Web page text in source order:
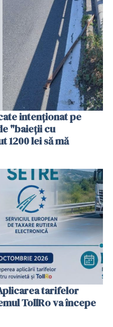
intenționat pe
"baieții cu
1200 lei să mă
tarifelor
TollRo va începe